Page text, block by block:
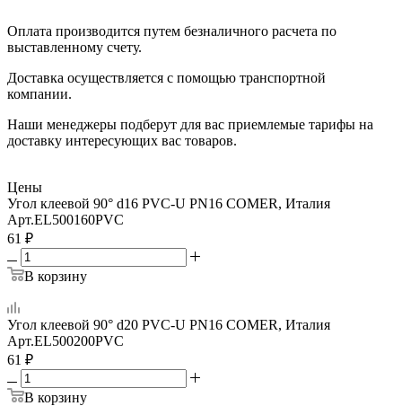
Оплата производится путем безналичного расчета по
выставленному счету.
Доставка осуществляется с помощью транспортной
компании.
Наши менеджеры подберут для вас приемлемые тарифы на
доставку интересующих вас товаров.
Цены
Угол клеевой 90° d16 PVC-U PN16 COMER, Италия
Арт.EL500160PVC
61 ₽
В корзину
Угол клеевой 90° d20 PVC-U PN16 COMER, Италия
Арт.EL500200PVC
61 ₽
В корзину